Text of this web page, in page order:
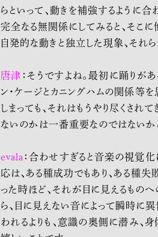
らといって、動きを補強するように合
完全なる無関係にしてみると、そこ
自発的な動きと独立した現象、それ
唐津 ：そうですよね。最初に踊りが
ン・ケージとカニングハムの関係等
しまっても、それはもうやり尽くされ
ないのかは一番重要なのではないか
evala ：合わせすぎると音楽の視覚化
応は、ある種成功でもあり、ある種
った時ほど、それが目に見えるものへ
ら、目に見えない音によって瞬時に異
われるよりも、意識の奥側に潜み、